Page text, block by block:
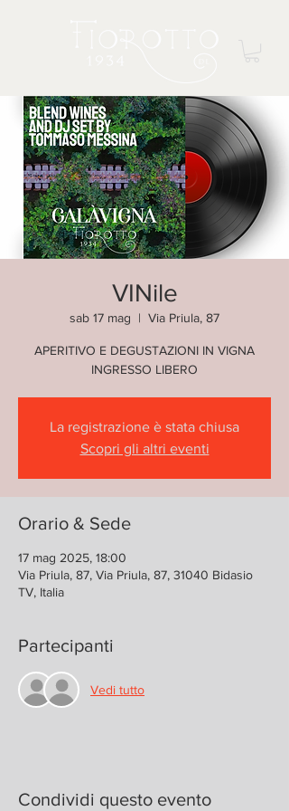
VINile
sab 17 mag
  |
Via Priula, 87
APERITIVO E DEGUSTAZIONI IN VIGNA
INGRESSO LIBERO
La registrazione è stata chiusa
Scopri gli altri eventi
Orario & Sede
17 mag 2025, 18:00
Via Priula, 87, Via Priula, 87, 31040 Bidasio
TV, Italia
Partecipanti
Vedi tutto
Condividi questo evento